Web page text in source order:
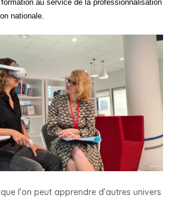
au service de la professionnalisation
nationale.
l’on peut apprendre d’autres univers